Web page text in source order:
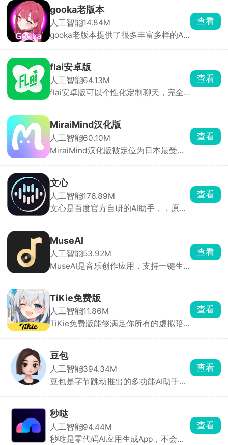
gooka老版本
人工智能14.84M
gooka老版本提供了很多丰富多样的AI
独特背景与主线故事，扮演不同主角与
AI展开对话，随机互动解锁精彩情节，
剧情自由发展无任何限制。AI伙伴还会
记录聊天习惯，打造越来越贴合你的互
查看
flai安卓版
人工智能64.13M
flai安卓版可以个性化定制聊天，完全
丰富模板库，快速生成专属虚拟形象。
除了私人定制，软件也提供已经设定好
的角色，支持按热度、更新时间、发声
类型等维度筛选，也能通过关键词或
查看
MiraiMind汉化版
人工智能60.10M
MiraiMind汉化版被定位为日本最受欢
多种不同性格的AI角色可供自由选择，
无论高冷、热情还是温柔，每一位都拥
有独立的背景故事与独特人格。玩家还
可亲手创造专属虚拟角色，自由设定外
查看
文心
人工智能176.89M
文心是百度官方自研的AI助手，，原来
够用，想要高清画图、深度逻辑计算就
开会员包月，适合国内使用习惯，学习
工作日常打杂都很实用。
查看
MuseAI
人工智能53.92M
MuseAI是音乐创作应用，支持一键生
式，可哼唱转曲、改词翻唱，并自动生
成MV。系统接入DeepSeek大模型，零
门槛输出高质量音频，满足从业余到专
业用户的需求。
查看
TiKie免费版
人工智能11.86M
TiKie免费版能够满足你所有的虚拟陪
角色都拥有独特的外貌、性格和聊天风
格，能根据设定与对话内容做出符合人
设的回应，代入感极强。聊天支持文
字、语音输入，也可直接选择AI生成的
查看
豆包
人工智能394.34M
豆包是字节跳动推出的多功能AI助手，
解用户问题，提供直击重点的答案。支
持语音输入与输出，提供多种音色选
择，甚至支持方言对话，拟人化程度
高，交流自然流畅。回答后主动推荐相
查看
秒哒
人工智能94.44M
秒哒是零代码AI应用生成App，不会写
查看